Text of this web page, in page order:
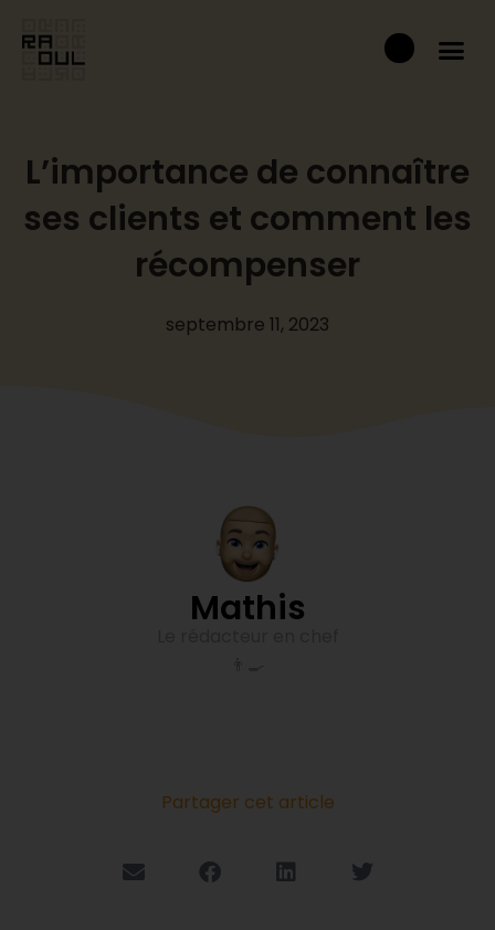
contenu
Panier
L’importance de connaître
ses clients et comment les
récompenser
septembre 11, 2023
Mathis
Partager cet article